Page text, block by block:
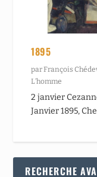
1895
par François
L’homme
2 janvier
Janvier 1895,
RECHERCHE